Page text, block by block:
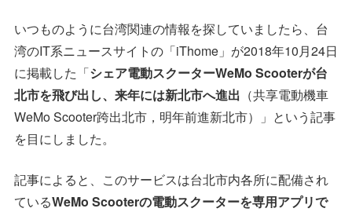
いつものように台湾関連の情報を探していましたら、台
湾のIT系ニュースサイトの「iThome」が2018年10月24日
に掲載した「シェア電動スクーターWeMo Scooterが台
北市を飛び出し、来年には新北市へ進出 （共享電動機車
WeMo Scooter跨出北市，明年前進新北市）」という記事
を目にしました。
記事によると、このサービスは台北市内各所に配備され
ているWeMo Scooterの電動スクーターを専用アプリで